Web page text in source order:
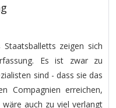
zeigen sich
Es ist zwar zu
sind - dass sie das
Compagnien erreichen,
auch zu viel verlangt